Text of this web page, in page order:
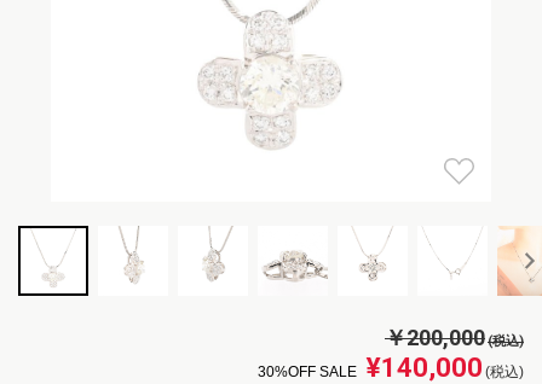
￥200,000(税込)
30%OFF SALE ¥140,000 (税込)